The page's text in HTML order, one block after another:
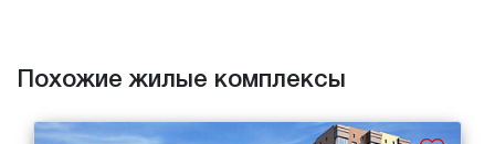
Похожие жилые комплексы